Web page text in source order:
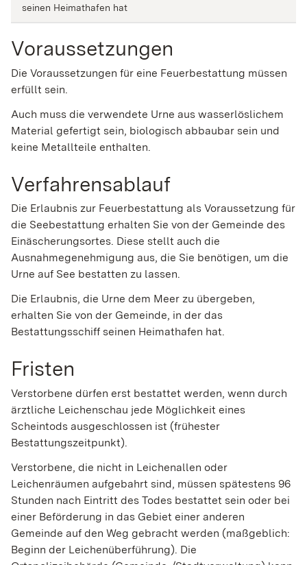
seinen Heimathafen hat
Voraussetzungen
Die Voraussetzungen für eine Feuerbestattung müssen
erfüllt sein.
Auch muss die verwendete Urne aus wasserlöslichem
Material gefertigt sein, biologisch abbaubar sein und
keine Metallteile enthalten.
Verfahrensablauf
Die Erlaubnis zur Feuerbestattung als Voraussetzung für
die Seebestattung erhalten Sie von der Gemeinde des
Einäscherungsortes. Diese stellt auch die
Ausnahmegenehmigung aus, die Sie benötigen, um die
Urne auf See bestatten zu lassen.
Die Erlaubnis, die Urne dem Meer zu übergeben,
erhalten Sie von der Gemeinde, in der das
Bestattungsschiff seinen Heimathafen hat.
Fristen
Verstorbene dürfen erst bestattet werden, wenn durch
ärztliche Leichenschau jede Möglichkeit eines
Scheintods ausgeschlossen ist (frühester
Bestattungszeitpunkt).
Verstorbene, die nicht in Leichenallen oder
Leichenräumen aufgebahrt sind, müssen spätestens 96
Stunden nach Eintritt des Todes bestattet sein oder bei
einer Beförderung in das Gebiet einer anderen
Gemeinde auf den Weg gebracht werden (maßgeblich:
Beginn der Leichenüberführung). Die